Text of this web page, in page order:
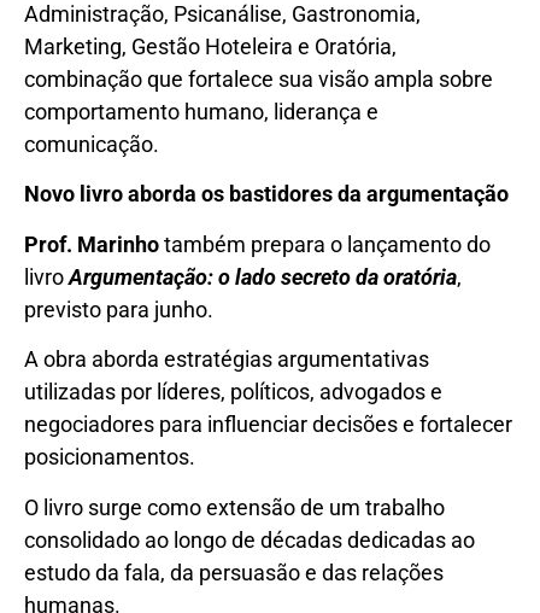
Administração, Psicanálise, Gastronomia,
Marketing, Gestão Hoteleira e Oratória,
combinação que fortalece sua visão ampla sobre
comportamento humano, liderança e
comunicação.
Novo livro aborda os bastidores da argumentação
Prof. Marinhotambém prepara o lançamento do
livroArgumentação: o lado secreto da oratória,
previsto para junho.
A obra aborda estratégias argumentativas
utilizadas por líderes, políticos, advogados e
negociadores para influenciar decisões e fortalecer
posicionamentos.
O livro surge como extensão de um trabalho
consolidado ao longo de décadas dedicadas ao
estudo da fala, da persuasão e das relações
humanas.